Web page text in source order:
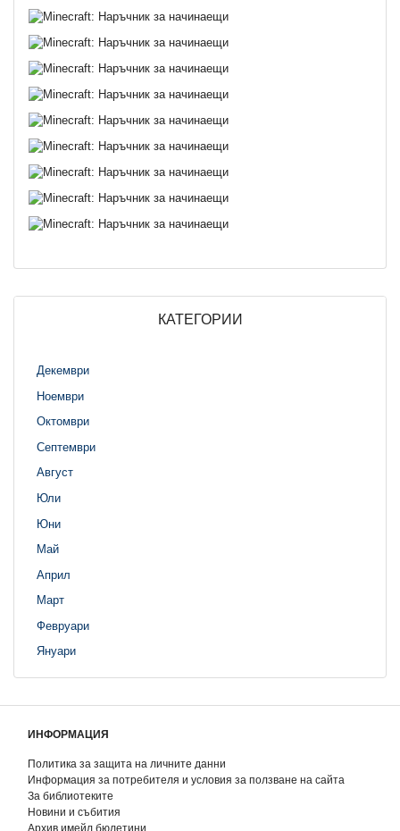
КАТЕГОРИИ
Декември
Ноември
Октомври
Септември
Август
Юли
Юни
Май
Април
Март
Февруари
Януари
ИНФОРМАЦИЯ
Политика за защита на личните данни
Информация за потребителя и условия за ползване на сайта
За библиотеките
Новини и събития
Архив имейл бюлетини